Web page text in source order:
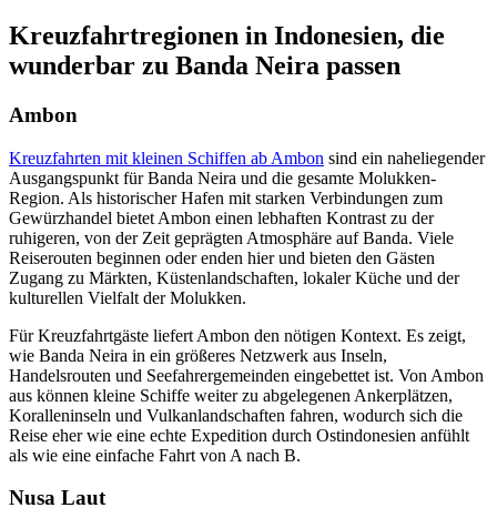
Kreuzfahrtregionen in Indonesien, die
wunderbar zu Banda Neira passen
Ambon
Kreuzfahrten mit kleinen Schiffen ab Ambon sind ein naheliegender
Ausgangspunkt für Banda Neira und die gesamte Molukken-
Region. Als historischer Hafen mit starken Verbindungen zum
Gewürzhandel bietet Ambon einen lebhaften Kontrast zu der
ruhigeren, von der Zeit geprägten Atmosphäre auf Banda. Viele
Reiserouten beginnen oder enden hier und bieten den Gästen
Zugang zu Märkten, Küstenlandschaften, lokaler Küche und der
kulturellen Vielfalt der Molukken.
Für Kreuzfahrtgäste liefert Ambon den nötigen Kontext. Es zeigt,
wie Banda Neira in ein größeres Netzwerk aus Inseln,
Handelsrouten und Seefahrergemeinden eingebettet ist. Von Ambon
aus können kleine Schiffe weiter zu abgelegenen Ankerplätzen,
Koralleninseln und Vulkanlandschaften fahren, wodurch sich die
Reise eher wie eine echte Expedition durch Ostindonesien anfühlt
als wie eine einfache Fahrt von A nach B.
Nusa Laut